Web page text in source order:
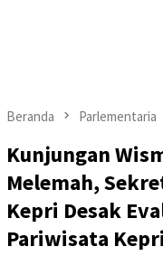
Beranda Parlementaria
Kunjungan
Melemah,
Kepri Desak
Pariwisata Kepri